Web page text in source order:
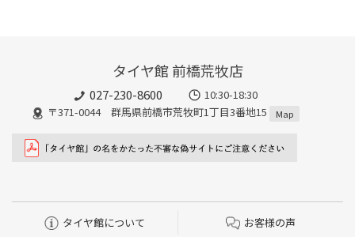
タイヤ館 前橋荒牧店
027-230-8600
10:30-18:30
〒371-0044 群馬県前橋市荒牧町1丁目3番地15
Map
タイヤ館について お客様の声